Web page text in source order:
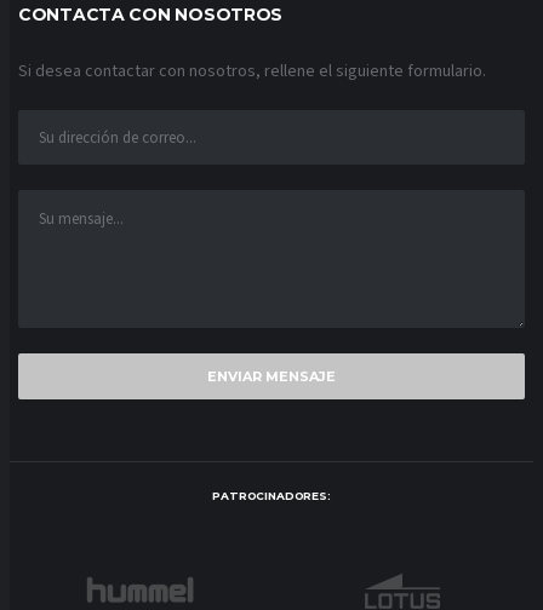
CONTACTA CON NOSOTROS
Si desea contactar con nosotros, rellene el siguiente formulario.
PATROCINADORES: